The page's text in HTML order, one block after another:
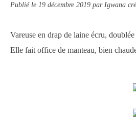
Publié le 19 décembre 2019 par Igwana
Vareuse en drap de laine écru,
Elle fait office de manteau, bien